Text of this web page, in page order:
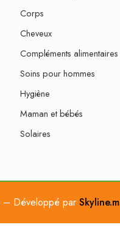
Corps
Cheveux
Compléments alimentaires
Soins pour hommes
Hygiène
Maman et bébés
Solaires
– Développé par